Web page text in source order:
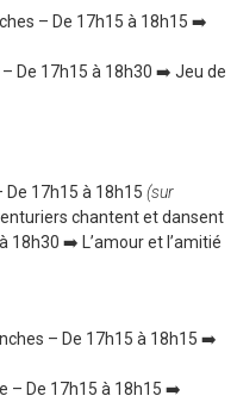
– De 17h15 à 18h15 ➡️
De 17h15 à 18h30 ➡️ Jeu de
De 17h15 à 18h15 (sur
chantent et dansent
18h30 ➡️ L’amour et l’amitié
– De 17h15 à 18h15 ➡️
– De 17h15 à 18h15 ➡️